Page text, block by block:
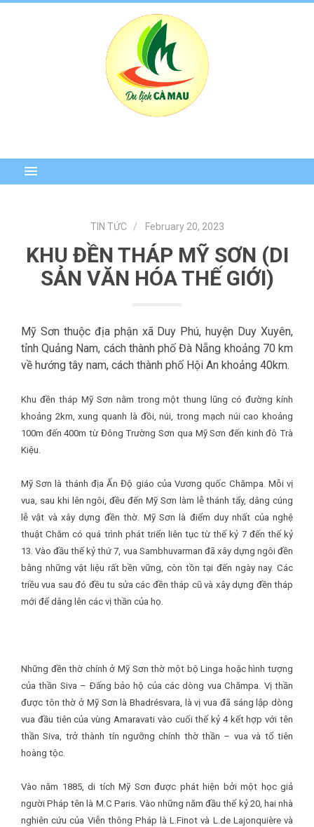
TIN TỨC February 20, 2023
KHU ĐỀN THÁP MỸ SƠN (DI
SẢN VĂN HÓA THẾ GIỚI)
Mỹ Sơn thuộc địa phận xã Duy Phú, huyện Duy Xuyên,
tỉnh Quảng Nam, cách thành phố Đà Nẵng khoảng 70 km
về hướng tây nam, cách thành phố Hội An khoảng 40km.
Khu đền tháp Mỹ Sơn nằm trong một thung lũng có đường kính
khoảng 2km, xung quanh là đồi, núi, trong mạch núi cao khoảng
100m đến 400m từ Đông Trường Sơn qua Mỹ Sơn đến kinh đô Trà
Kiệu.
Mỹ Sơn là thánh địa Ấn Độ giáo của Vương quốc Chămpa. Mỗi vị
vua, sau khi lên ngôi, đều đến Mỹ Sơn làm lễ thánh tẩy, dâng cúng
lễ vật và xây dựng đền thờ. Mỹ Sơn là điểm duy nhất của nghệ
thuật Chăm có quá trình phát triển liên tục từ thế kỷ 7 đến thế kỷ
13. Vào đầu thế kỷ thứ 7, vua Sambhuvarman đã xây dựng ngôi đền
bằng những vật liệu rất bền vững, còn tồn tại đến ngày nay. Các
triều vua sau đó đều tu sửa các đền tháp cũ và xây dựng đền tháp
mới để dâng lên các vị thần của họ.
Những đền thờ chính ở Mỹ Sơn thờ một bộ Linga hoặc hình tượng
của thần Siva – Ðấng bảo hộ của các dòng vua Chămpa. Vị thần
được tôn thờ ở Mỹ Sơn là Bhadrésvara, là vị vua đã sáng lập dòng
vua đầu tiên của vùng Amaravati vào cuối thế kỷ 4 kết hợp với tên
thần Siva, trở thành tín ngưỡng chính thờ thần – vua và tổ tiên
hoàng tộc.
Vào năm 1885, di tích Mỹ Sơn được phát hiện bởi một học giả
người Pháp tên là M.C Paris. Vào những năm đầu thế kỷ 20, hai nhà
nghiên cứu của Viễn thông Pháp là L.Finot và L.de Lajonquière và